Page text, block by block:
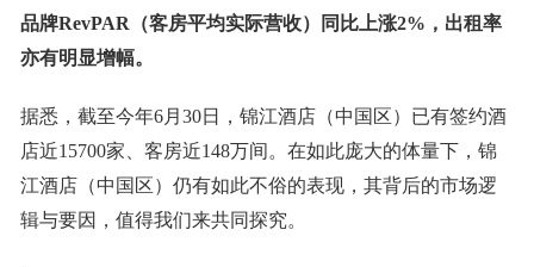
品牌RevPAR （客房平均实际营收）
同比上涨2%，出租率
亦有明显增幅。
据悉，截至今年6月30日，锦江酒店（中国区）已有签约酒
店近15700家、客房近148万间。在如此庞大的体量下，锦
江酒店（中国区）仍有如此不俗的表现，其背后的市场逻
辑与要因，值得我们来共同探究。